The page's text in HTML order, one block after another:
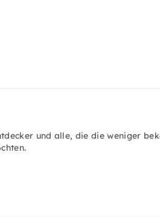
und alle, die die weniger